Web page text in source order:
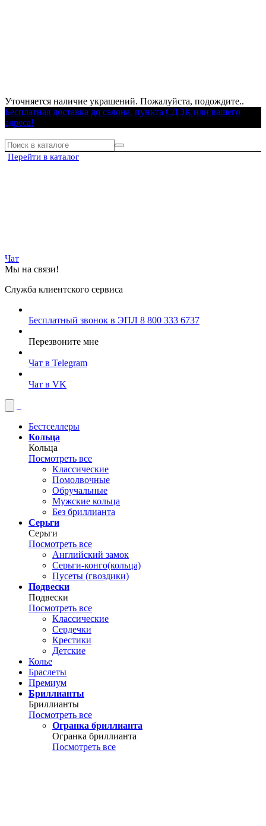
Уточняется наличие украшений. Пожалуйста, подождите..
Бесплатная доставка до салона, пункта СДЭК или вашего
адреса!
Перейти в каталог
Чат
Мы на связи!
Служба клиентского сервиса
Бесплатный звонок в ЭПЛ 8 800 333 6737
Перезвоните мне
Чат в Telegram
Чат в VK
Бестселлеры
Кольца
Кольца
Посмотреть все
Классические
Помолвочные
Обручальные
Мужские кольца
Без бриллианта
Серьги
Серьги
Посмотреть все
Английский замок
Серьги-конго(кольца)
Пусеты (гвоздики)
Подвески
Подвески
Посмотреть все
Классические
Сердечки
Крестики
Детские
Колье
Браслеты
Премиум
Бриллианты
Бриллианты
Посмотреть все
Огранка бриллианта
Огранка бриллианта
Посмотреть все